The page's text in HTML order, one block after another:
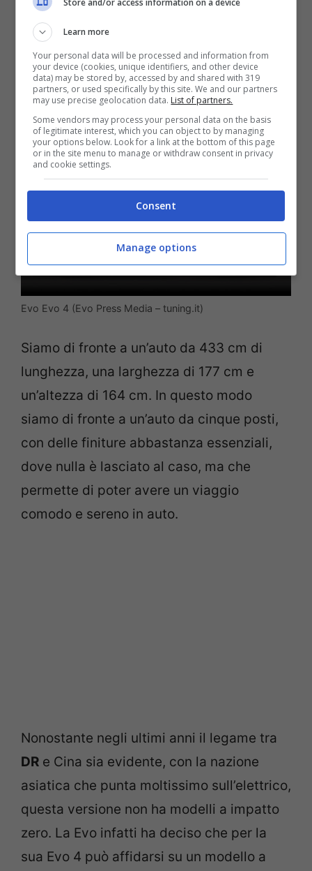
anche a una società che collabora
direttamente con essa come la
Quest’ultima ha deciso di ampliare ancora
di più i propri orizzonti e di recente lo ha
fatto con la produzione dellaEvo 4.
Evo Evo 4 (Evo Press Media – tuning.it)
Siamo di fronte a un’auto da 433 cm di
lunghezza, una larghezza di 177 cm e
un’altezza di 164 cm. In questo modo
siamo di fronte a un’auto da cinque posti,
con delle finiture abbastanza essenziali,
dove nulla è lasciato al caso, ma che
permette di poter avere un viaggio
comodo e sereno in auto.
Nonostante negli ultimi anni il legame tra
DR e Cina sia evidente, con la nazione
asiatica che punta moltissimo sull’elettrico,
questa versione non ha modelli a impatto
zero. La Evo infatti ha deciso che per la
sua Evo 4 può affidarsi su un modello a
Store and/or access information on a device
Learn more
Your personal data will be processed and information from
your device (cookies, unique identifiers, and other device
data) may be stored by, accessed by and shared with 319
partners, or used specifically by this site. We and our partners
may use precise geolocation data. List of partners.
Some vendors may process your personal data on the basis
of legitimate interest, which you can object to by managing
your options below. Look for a link at the bottom of this page
or in the site menu to manage or withdraw consent in privacy
and cookie settings.
Consent
Manage options